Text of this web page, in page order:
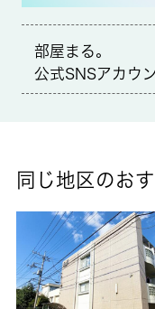
部屋まる。
公式SNSアカウ
同じ地区のお